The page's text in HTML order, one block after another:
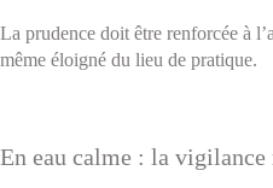
La prudence doit être renforcée à
même éloigné du lieu de pratique.
En eau calme : la vigilance